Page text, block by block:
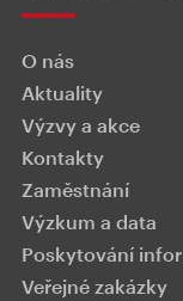
O nás
Aktuality
Výzvy a akce
Kontakty
Zaměstnání
Výzkum a data
Poskytování
Veřejné zakázky